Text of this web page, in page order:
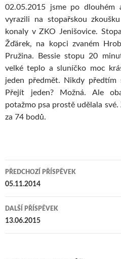
02.05.2015 jsme po dlouhém
vyrazili na stopařskou
konaly v ZKO Jenišovice.
Žďárek, na kopci zvaném
Pružina. Bessie stopu 20
velké teplo a sluníčko moc
jeden předmět. Nikdy předtím
Přejít jeden? Možná. Ale
potažmo psa prostě udělala
za 74 bodů.
Navigace
pro
příspěvky
PŘEDCHOZÍ PŘÍSPĚVEK
05.11.2014
DALŠÍ PŘÍSPĚVEK
13.06.2015